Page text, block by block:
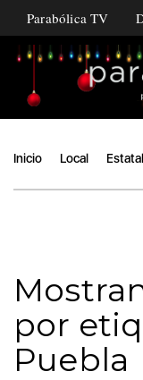
Parabólica TV
Inicio Local Estatal
por
Puebla